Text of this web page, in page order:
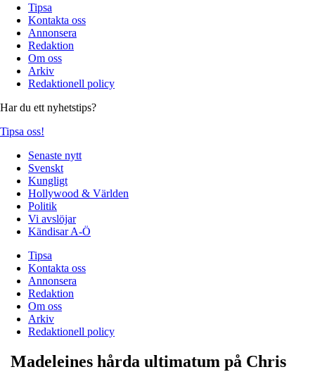
Tipsa
Kontakta oss
Annonsera
Redaktion
Om oss
Arkiv
Redaktionell policy
Har du ett nyhetstips?
Tipsa oss!
Senaste nytt
Svenskt
Kungligt
Hollywood & Världen
Politik
Vi avslöjar
Kändisar A-Ö
Tipsa
Kontakta oss
Annonsera
Redaktion
Om oss
Arkiv
Redaktionell policy
Madeleines hårda ultimatum på Chris